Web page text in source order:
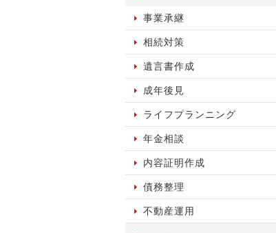
事業承継
相続対策
遺言書作成
成年後見
ライフプランニング
年金相談
内容証明作成
債務整理
不動産運用